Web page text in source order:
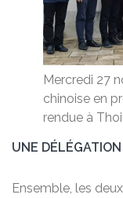
Mercredi 27
chinoise en
rendue à
UNE
Ensemble, les